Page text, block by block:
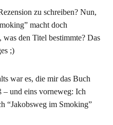
zu schreiben? Nun,
macht doch
den Titel bestimmte? Das
;)
war es, die mir das Buch
– und eins vorneweg: Ich
“Jakobsweg im Smoking”